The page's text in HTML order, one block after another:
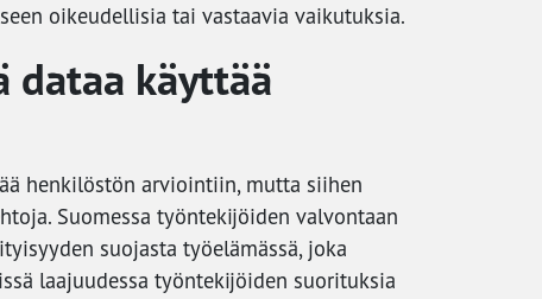
oikeudellisia tai vastaavia vaikutuksia.
dataa käyttää
henkilöstön arviointiin, mutta siihen
Suomessa työntekijöiden valvontaan
suojasta työelämässä, joka
laajuudessa työntekijöiden suorituksia